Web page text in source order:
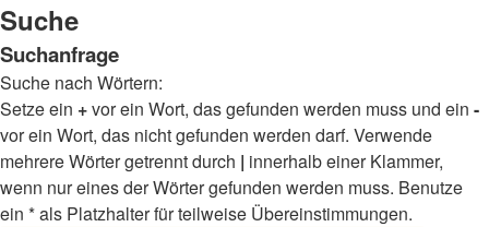
Suche
Suchanfrage
Suche nach Wörtern:
Setze ein +vor ein Wort, das gefunden werden muss und ein -
vor ein Wort, das nicht gefunden werden darf. Verwende
mehrere Wörter getrennt durch | innerhalb einer Klammer,
wenn nur eines der Wörter gefunden werden muss. Benutze
ein * als Platzhalter für teilweise Übereinstimmungen.